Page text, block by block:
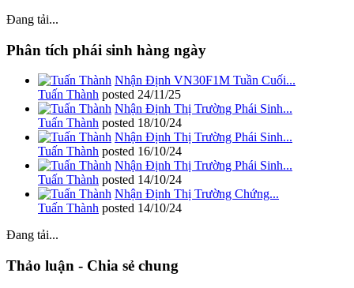
Đang tải...
Phân tích phái sinh hàng ngày
Nhận Định VN30F1M Tuần Cuối...
Tuấn Thành posted 24/11/25
Nhận Định Thị Trường Phái Sinh...
Tuấn Thành posted 18/10/24
Nhận Định Thị Trường Phái Sinh...
Tuấn Thành posted 16/10/24
Nhận Định Thị Trường Phái Sinh...
Tuấn Thành posted 14/10/24
Nhận Định Thị Trường Chứng...
Tuấn Thành posted 14/10/24
Đang tải...
Thảo luận - Chia sẻ chung